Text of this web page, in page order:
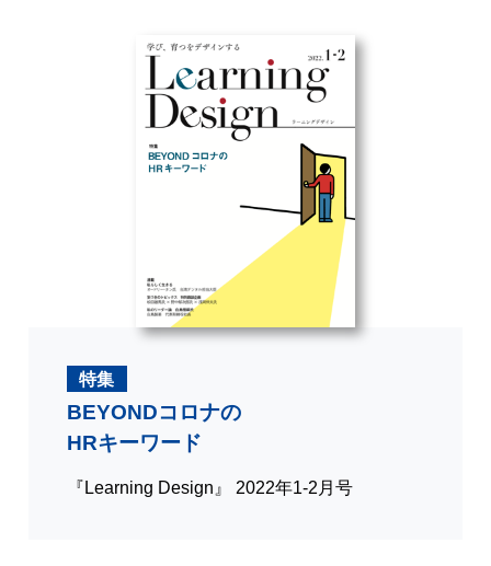
特集
BEYONDコロナの
HRキーワード
『Learning Design』 2022年1-2月号